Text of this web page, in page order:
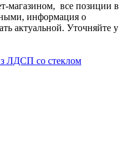
магазином, все позиции в
информация о
актуальной. Уточняйте у
ЛДСП со стеклом